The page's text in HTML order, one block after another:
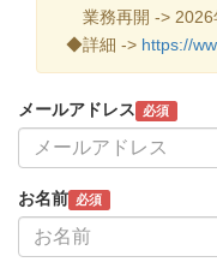
業務再開 -> 2026
◆詳細 -> https://
メールアドレス 必須
お名前 必須